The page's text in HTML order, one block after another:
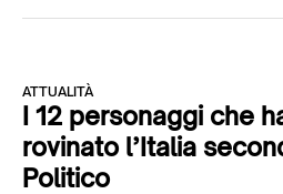
ATTUALITÀ
I 12 personaggi che
rovinato l’Italia
Politico